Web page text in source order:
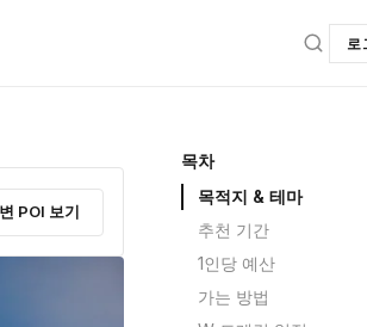
로
POI 보기
목차
목적지 & 테마
추천 기간
1인당 예산
가는 방법